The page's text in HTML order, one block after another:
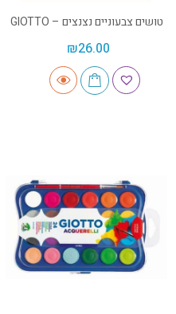
טושים צבעוניים נצנצים – GIOTTO
₪26.00